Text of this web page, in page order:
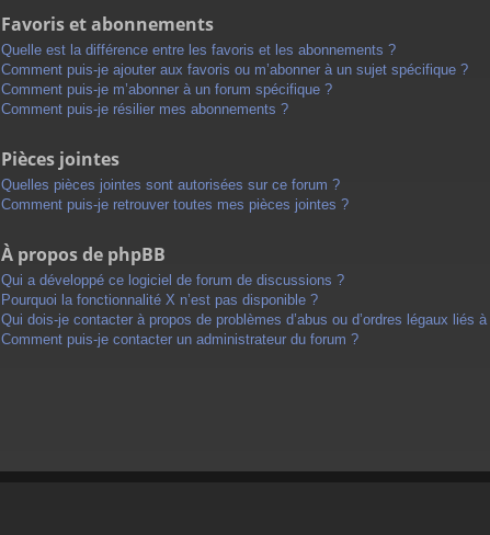
Favoris et abonnements
Quelle est la différence entre les favoris et les abonnements ?
Comment puis-je ajouter aux favoris ou m’abonner à un sujet spécifique ?
Comment puis-je m’abonner à un forum spécifique ?
Comment puis-je résilier mes abonnements ?
Pièces jointes
Quelles pièces jointes sont autorisées sur ce forum ?
Comment puis-je retrouver toutes mes pièces jointes ?
À propos de phpBB
Qui a développé ce logiciel de forum de discussions ?
Pourquoi la fonctionnalité X n’est pas disponible ?
Qui dois-je contacter à propos de problèmes d’abus ou d’ordres légaux liés
Comment puis-je contacter un administrateur du forum ?